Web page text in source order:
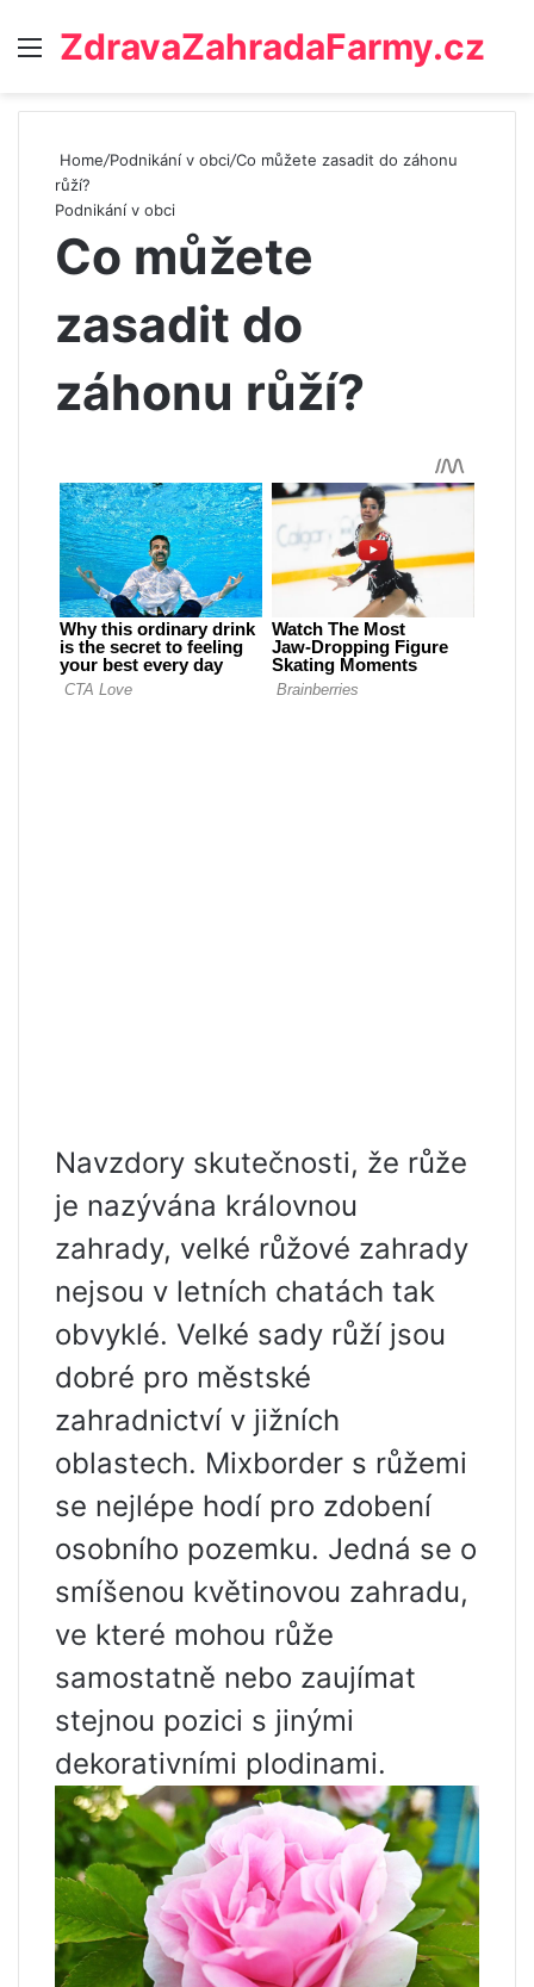
Menu
ZdravaZahradaFarmy.cz
Home/Podnikání v obci/Co můžete zasadit do záhonu
růží?
Podnikání v obci
Co můžete
zasadit do
záhonu růží?
Navzdory skutečnosti, že růže
je nazývána královnou
zahrady, velké růžové zahrady
nejsou v letních chatách tak
obvyklé. Velké sady růží jsou
dobré pro městské
zahradnictví v jižních
oblastech. Mixborder s růžemi
se nejlépe hodí pro zdobení
osobního pozemku. Jedná se o
smíšenou květinovou zahradu,
ve které mohou růže
samostatně nebo zaujímat
stejnou pozici s jinými
dekorativními plodinami.